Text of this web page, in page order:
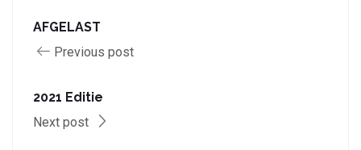
AFGELAST
Previous post
2021 Editie
Next post